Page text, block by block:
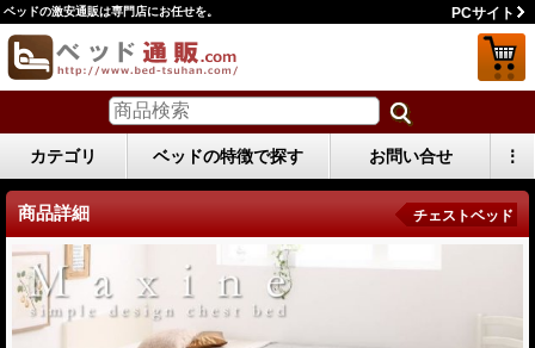
ベッドの激安通販は専門店にお任せを。 PCサイト
カテゴリ ベッドの特徴で探す お問い合せ ⋮
商品詳細 チェストベッド